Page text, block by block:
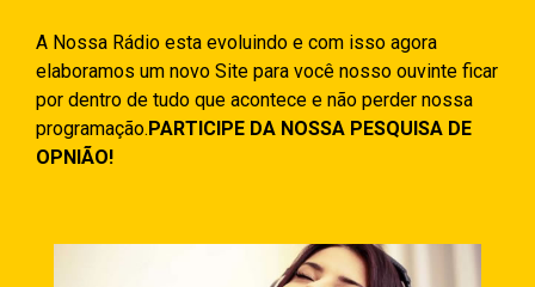
A Nossa Rádio esta evoluindo e com isso agora
elaboramos um novo Site para você nosso ouvinte ficar
por dentro de tudo que acontece e não perder nossa
programação.PARTICIPE DA NOSSA PESQUISA DE
OPNIÃO!